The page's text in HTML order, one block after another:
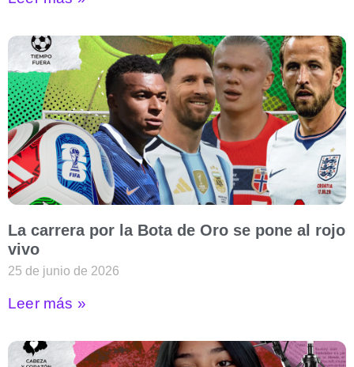
La carrera por la Bota de Oro se pone al rojo
vivo
25 de junio de 2026
Leer más »